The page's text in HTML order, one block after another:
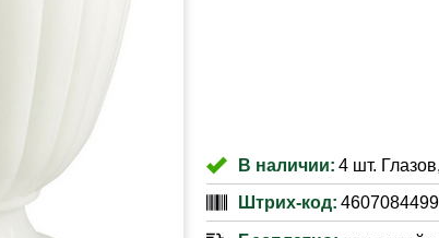
В наличии: 4 шт.
Штрих-код: